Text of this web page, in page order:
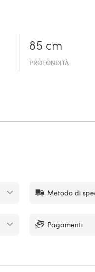
85 cm
PROFONDITÀ
Metodo di
Pagamenti